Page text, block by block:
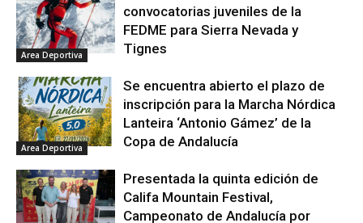
Area Deportiva
convocatorias juveniles de la
FEDME para Sierra Nevada y
Tignes
Area Deportiva
Se encuentra abierto el plazo de
inscripción para la Marcha Nórdica
Lanteira ‘Antonio Gámez’ de la
Copa de Andalucía
Presentada la quinta edición de
Califa Mountain Festival,
Campeonato de Andalucía por